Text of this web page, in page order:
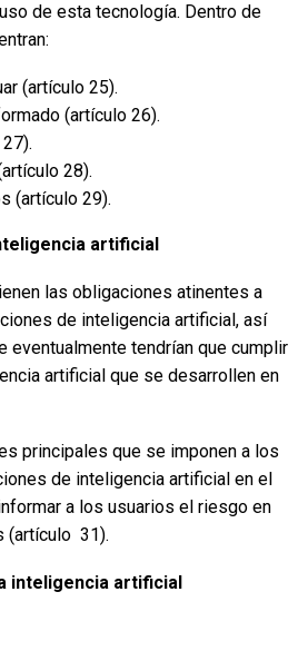
de esta tecnología. Dentro de
(artículo 25).
(artículo 26).
28).
(artículo 29).
artificial
las obligaciones atinentes a
de inteligencia artificial, así
eventualmente tendrían que cumplir
artificial que se desarrollen en
principales que se imponen a los
de inteligencia artificial en el
a los usuarios el riesgo en
(artículo 31).
inteligencia artificial